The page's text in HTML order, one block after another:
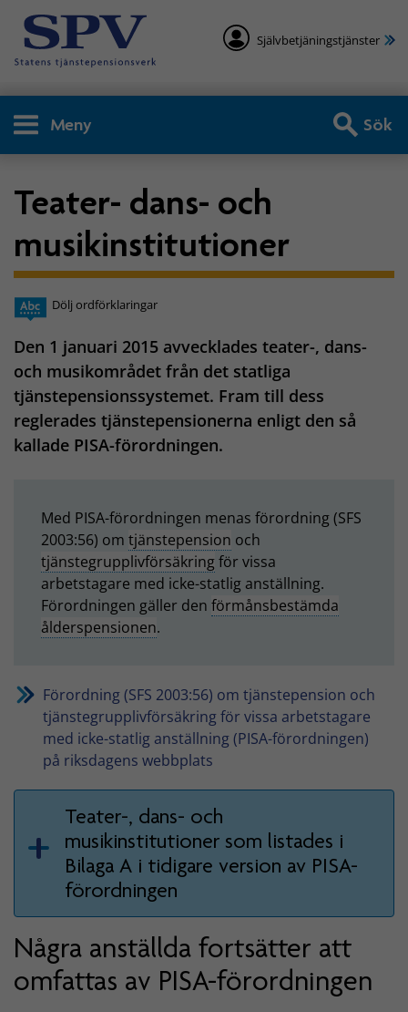
Självbetjäningstjänster
Meny Sök
Teater- dans- och
musikinstitutioner
Dölj ordförklaringar
Den 1 januari 2015 avvecklades teater-, dans-
och musikområdet från det statliga
tjänstepensionssystemet. Fram till dess
reglerades tjänstepensionerna enligt den så
kallade PISA-förordningen.
Med PISA-förordningen menas förordning (SFS
2003:56) om tjänstepension och
tjänstegrupplivförsäkringför vissa
arbetstagare med icke-statlig anställning.
Förordningen gäller den förmånsbestämda
ålderspensionen.
Förordning (SFS 2003:56) om tjänstepension och
tjänstegrupplivförsäkring för vissa arbetstagare
med icke-statlig anställning (PISA-förordningen)
på riksdagens webbplats
Teater-, dans- och
musikinstitutioner som listades i
Bilaga A i tidigare version av PISA-
förordningen
Några anställda fortsätter att
omfattas av PISA-förordningen